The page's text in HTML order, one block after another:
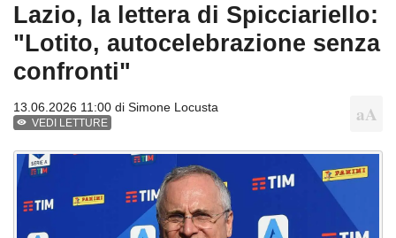
Lazio, la lettera di Spicciariello:
"Lotito, autocelebrazione senza
confronti"
13.06.2026 11:00 di Simone Locusta
VEDI LETTURE